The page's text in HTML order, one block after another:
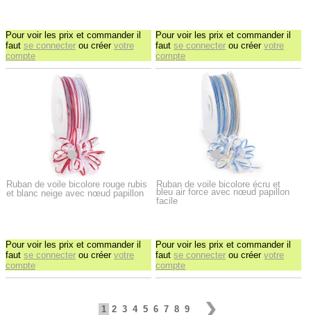
Pour voir les prix et commander il
faut se connecter ou créer votre
compte
Pour voir les prix et commander il
fautse connecter ou créervotre
compte
Ruban de voile bicolore rouge rubis
et blanc neige avec nœud papillon
Pour voir les prix et commander il
faut se connecter ou créer votre
compte
Ruban de voile bicolore écru et
bleu air force avec nœud papillon
facile
Pour voir les prix et commander il
fautse connecter ou créervotre
compte
1 2 3 4 5 6 7 8 9